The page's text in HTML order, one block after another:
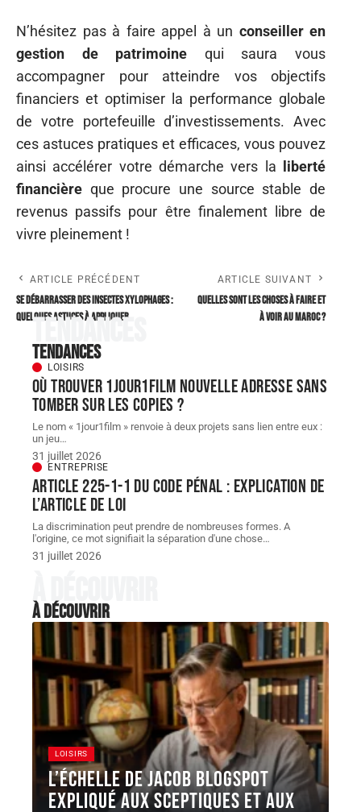
N’hésitez pas à faire appel à un conseiller en
gestion de patrimoine qui saura vous
accompagner pour atteindre vos objectifs
financiers et optimiser la performance globale
de votre portefeuille d’investissements. Avec
ces astuces pratiques et efficaces, vous pouvez
ainsi accélérer votre démarche vers la
liberté
financière que procure une source stable de
revenus passifs pour être finalement libre de
vivre pleinement !
ARTICLE PRÉCÉDENT
Se débarrasser des insectes xylophages :
quelques astuces à appliquer
ARTICLE SUIVANT
Quelles sont les choses à faire et
à voir au Maroc ?
Tendances
Tendances
LOISIRS
Où trouver 1jour1film nouvelle adresse sans
tomber sur les copies ?
Le nom « 1jour1film » renvoie à deux projets sans lien entre eux :
un jeu…
31 juillet 2026
ENTREPRISE
Article 225-1-1 du Code pénal : explication de
l’article de loi
La discrimination peut prendre de nombreuses formes. A
l'origine, ce mot signifiait la séparation d'une chose…
31 juillet 2026
À découvrir
À découvrir
LOISIRS
L’Échelle de Jacob Blogspot
expliqué aux sceptiques et aux